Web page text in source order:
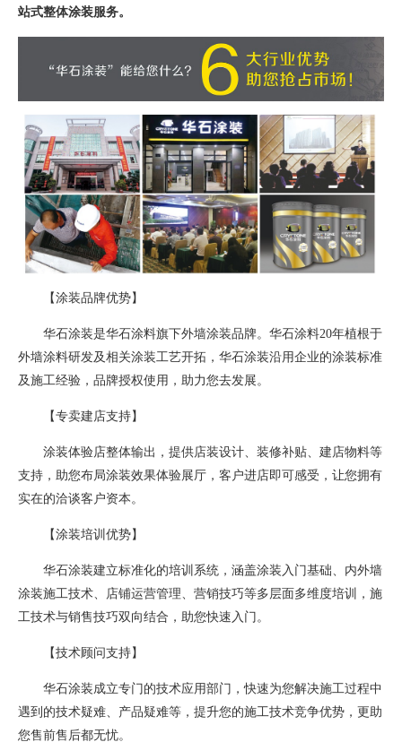
站式整体涂装服务。
【涂装品牌优势】
华石涂装是华石涂料旗下外墙涂装品牌。华石涂料20年植根于
外墙涂料研发及相关涂装工艺开拓，华石涂装沿用企业的涂装标准
及施工经验，品牌授权使用，助力您去发展。
【专卖建店支持】
涂装体验店整体输出，提供店装设计、装修补贴、建店物料等
支持，助您布局涂装效果体验展厅，客户进店即可感受，让您拥有
实在的洽谈客户资本。
【涂装培训优势】
华石涂装建立标准化的培训系统，涵盖涂装入门基础、内外墙
涂装施工技术、店铺运营管理、营销技巧等多层面多维度培训，施
工技术与销售技巧双向结合，助您快速入门。
【技术顾问支持】
华石涂装成立专门的技术应用部门，快速为您解决施工过程中
遇到的技术疑难、产品疑难等，提升您的施工技术竞争优势，更助
您售前售后都无忧。